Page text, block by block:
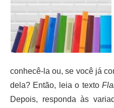
conhecê-la ou, se você já
dela? Então, leia o texto
Depois, responda às